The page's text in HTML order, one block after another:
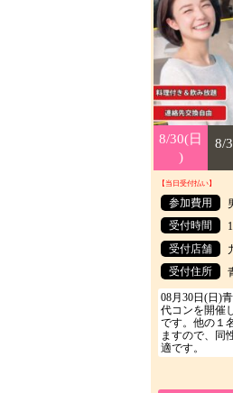
8/30(日
)
8/30(日
)
8/
【当日受付払い】
参加費用
受付時間
受付店舗
受付住所
08月30日(日)
代コンを開催
です。他の１
ますので、同
適です。